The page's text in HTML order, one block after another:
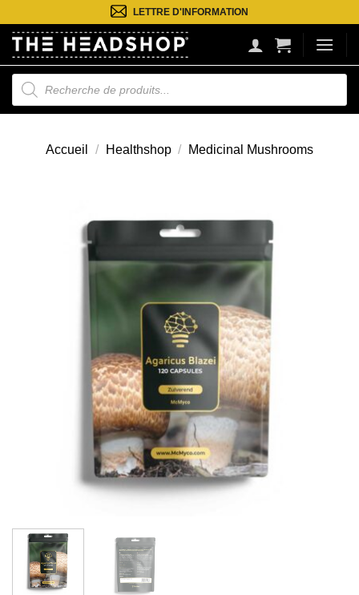
au
contenu
LETTRE D'INFORMATION
Recherche
de
produits
Accueil / Healthshop / Medicinal Mushrooms